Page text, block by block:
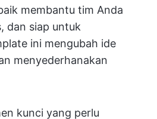
membantu tim Anda
dan siap untuk
ini mengubah ide
menyederhanakan
kunci yang perlu